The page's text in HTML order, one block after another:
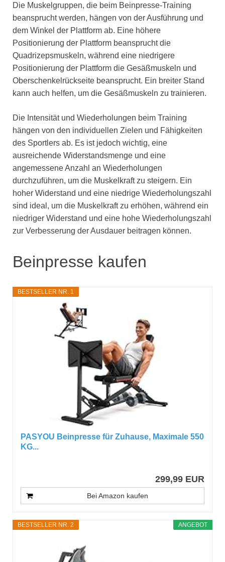
Die Muskelgruppen, die beim Beinpresse-Training
beansprucht werden, hängen von der Ausführung und
dem Winkel der Plattform ab. Eine höhere
Positionierung der Plattform beansprucht die
Quadrizepsmuskeln, während eine niedrigere
Positionierung der Plattform die Gesäßmuskeln und
Oberschenkelrückseite beansprucht. Ein breiter Stand
kann auch helfen, um die Gesäßmuskeln zu trainieren.
Die Intensität und Wiederholungen beim Training
hängen von den individuellen Zielen und Fähigkeiten
des Sportlers ab. Es ist jedoch wichtig, eine
ausreichende Widerstandsmenge und eine
angemessene Anzahl an Wiederholungen
durchzuführen, um die Muskelkraft zu steigern. Ein
hoher Widerstand und eine niedrige Wiederholungszahl
sind ideal, um die Muskelkraft zu erhöhen, während ein
niedriger Widerstand und eine hohe Wiederholungszahl
zur Verbesserung der Ausdauer beitragen können.
Beinpresse kaufen
BESTSELLER NR. 1
PASYOU Beinpresse für Zuhause, Maximale 550
KG...
299,99 EUR
Bei Amazon kaufen
ANGEBOT
BESTSELLER NR. 2